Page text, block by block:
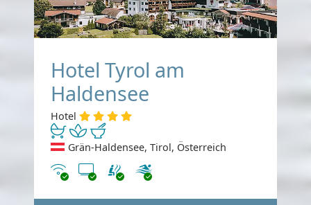
Hotel Tyrol am
Haldensee
Hotel
Grän-Haldensee, Tirol, Österreich
Internet
TV